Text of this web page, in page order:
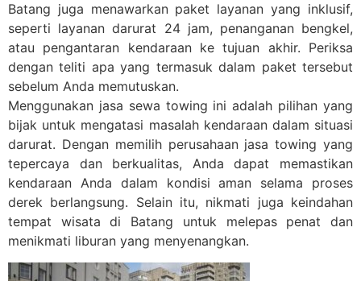
Batang juga menawarkan paket layanan yang inklusif,
seperti layanan darurat 24 jam, penanganan bengkel,
atau pengantaran kendaraan ke tujuan akhir. Periksa
dengan teliti apa yang termasuk dalam paket tersebut
sebelum Anda memutuskan.
Menggunakan jasa sewa towing ini adalah pilihan yang
bijak untuk mengatasi masalah kendaraan dalam situasi
darurat. Dengan memilih perusahaan jasa towing yang
tepercaya dan berkualitas, Anda dapat memastikan
kendaraan Anda dalam kondisi aman selama proses
derek berlangsung. Selain itu, nikmati juga keindahan
tempat wisata di Batang untuk melepas penat dan
menikmati liburan yang menyenangkan.